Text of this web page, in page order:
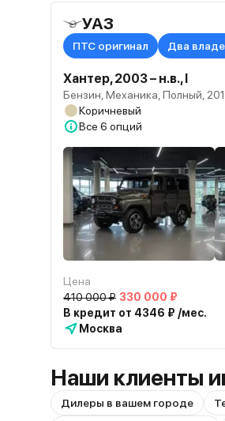
УАЗ
ПТС оригинал Два
Хантер, 2003 – н.в., I
Бензин, Механика, Полный,
Коричневый
Все 6 опций
Цена
410 000 ₽ 330 000 ₽
В кредит от 4346 ₽ /мес.
Москва
Наши клиенты
Дилеры в вашем городе